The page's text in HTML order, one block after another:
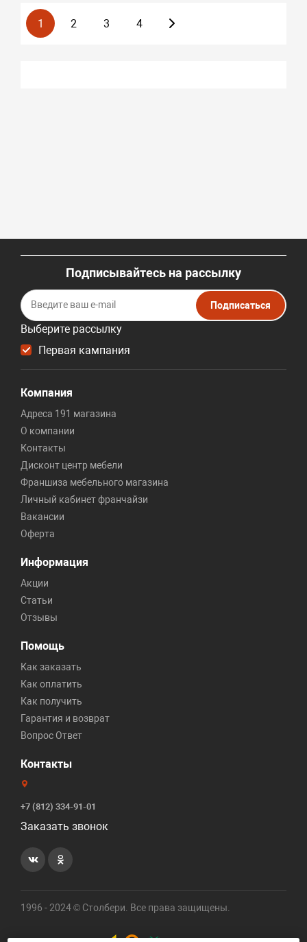
1 2 3 4
Подписывайтесь на рассылку
Выберите рассылку
Первая кампания
Подписаться
Компания
Адреса 191 магазина
О компании
Контакты
Дисконт центр мебели
Франшиза мебельного магазина
Личный кабинет франчайзи
Вакансии
Оферта
Информация
Акции
Статьи
Отзывы
Помощь
Как заказать
Как оплатить
Как получить
Гарантия и возврат
Вопрос Ответ
Контакты
+7 (812) 334-91-01
Заказать звонок
1996 - 2024 © Столбери. Все права защищены.